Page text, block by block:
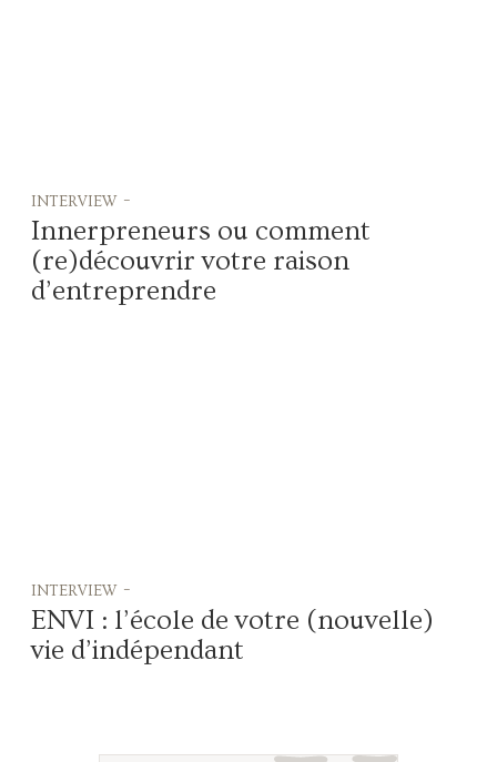
interview -
Innerpreneurs ou comment
(re)découvrir votre raison
d’entreprendre
interview -
ENVI : l’école de votre (nouvelle)
vie d’indépendant